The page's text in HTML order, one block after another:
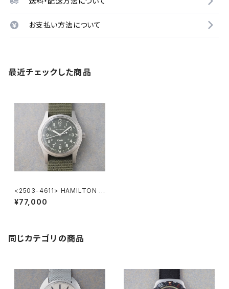
お支払い方法について
最近チェックした商品
<2503-4611> HAMILTON K
haki nature
¥77,000
同じカテゴリの商品